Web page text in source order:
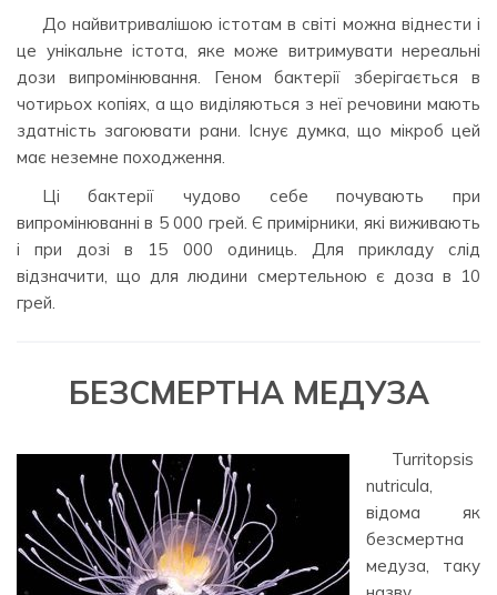
До найвитривалішою істотам в світі можна віднести і
це унікальне істота, яке може витримувати нереальні
дози випромінювання. Геном бактерії зберігається в
чотирьох копіях, а що виділяються з неї речовини мають
здатність загоювати рани. Існує думка, що мікроб цей
має неземне походження.
Ці бактерії чудово себе почувають при
випромінюванні в 5 000 грей. Є примірники, які виживають
і при дозі в 15 000 одиниць. Для прикладу слід
відзначити, що для людини смертельною є доза в 10
грей.
БЕЗСМЕРТНА МЕДУЗА
Turritopsis
nutricula,
відома як
безсмертна
медуза, таку